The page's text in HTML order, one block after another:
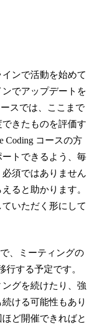
ンで活動を始めて
でアップデートを
スでは、ここまで
きたものを評価す
Coding コースの方
トできるよう、毎
須ではありません
ると助かります。
いただく形にして
、ミーティングの
行する予定です。
グを続けたり、強
ける可能性もあり
ど開催できればと